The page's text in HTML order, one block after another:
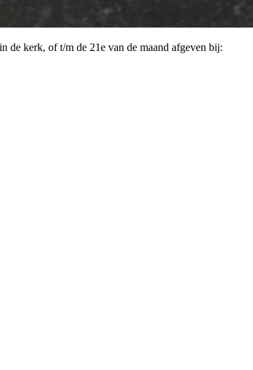
de kerk, of t/m de 21e van de maand afgeven bij: